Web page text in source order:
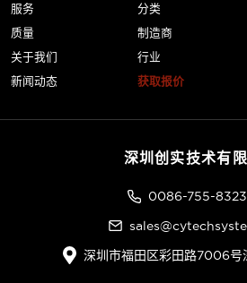
服务
质量
关于我们
新闻动态
分类
制造商
行业
获取报价
深圳创实技术有
0086-755-
深圳市福田区彩田路7006号